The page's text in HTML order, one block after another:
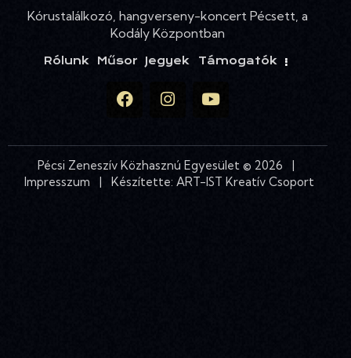
Kórustalálkozó, hangverseny-koncert Pécsett, a
Kodály Központban
Rólunk Műsor Jegyek Támogatók
Pécsi Zeneszív Közhasznú Egyesület © 2026 |
Impresszum | Készítette: ART-IST Kreatív Csoport